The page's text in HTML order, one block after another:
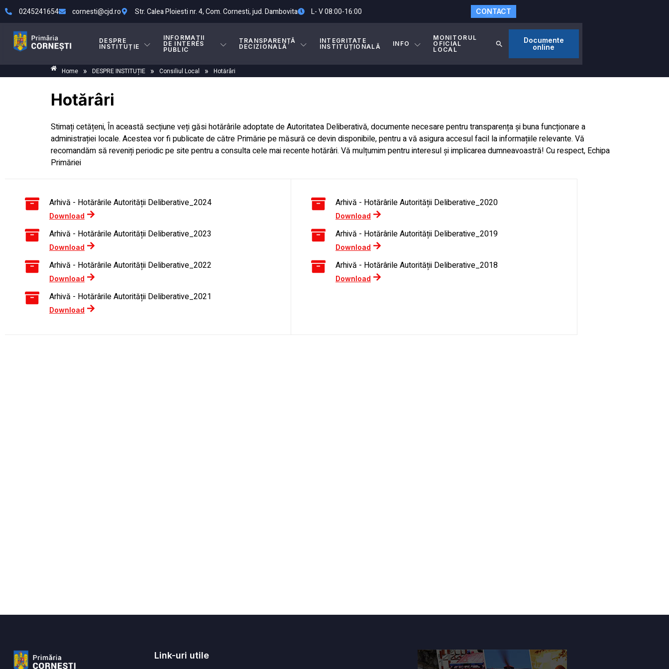
0245241654 cornesti@cjd.ro Str. Calea Ploiesti nr. 4, Com. Cornesti, jud. Dambovita L- V 08:00-16:00 CONTACT
DESPRE
INSTITUȚIE
INFORMAȚII
DE INTERES
PUBLIC
TRANSPARENȚĂ
DECIZIONALĂ
INTEGRITATE
INSTITUȚIONALĂ
INFO
MONITORUL
OFICIAL
LOCAL
Documente
online
Home » DESPRE INSTITUȚIE » Consiliul Local » Hotărâri
Hotărâri
Stimați cetățeni, În această secțiune veți găsi hotărârile adoptate de Autoritatea Deliberativă, documente necesare pentru transparența și buna funcționare a
administrației locale. Acestea vor fi publicate de către Primărie pe măsură ce devin disponibile, pentru a vă asigura accesul facil la informațiile relevante. Vă
recomandăm să reveniți periodic pe site pentru a consulta cele mai recente hotărâri. Vă mulțumim pentru interesul și implicarea dumneavoastră! Cu respect, Echipa
Primăriei
Arhivă - Hotărârile Autorității Deliberative_2024
Download
Arhivă - Hotărârile Autorității Deliberative_2023
Download
Arhivă - Hotărârile Autorității Deliberative_2022
Download
Arhivă - Hotărârile Autorității Deliberative_2021
Download
Arhivă - Hotărârile Autorității Deliberative_2020
Download
Arhivă - Hotărârile Autorității Deliberative_2019
Download
Arhivă - Hotărârile Autorității Deliberative_2018
Download
Link-uri utile